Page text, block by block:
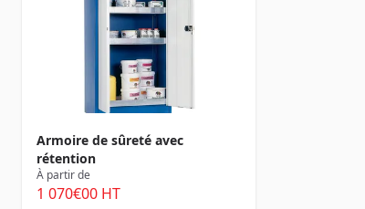
Armoire de sûreté avec
rétention
À partir de
1 070€00 HT